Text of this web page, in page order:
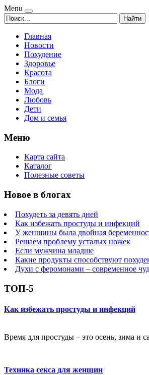
Menu
Найти
Главная
Новости
Похудение
Здоровье
Красота
Блоги
Мода
Любовь
Дети
Дом и семья
Меню
Карта сайта
Каталог
Полезные советы
Новое в блогах
Похудеть за девять дней
Как избежать простуды и инфекций
У женщины была двойная
Решаем проблему усталых ножек
Если мужчина младше
Какие продукты способствуют
Духи с феромонами – современное
ТОП-5
Как избежать простуды и инфекций
Время для простуды – это осень, зима и
Техника секса для женщин